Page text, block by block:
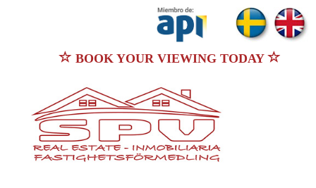
BOOK YOUR VIEWING TODAY